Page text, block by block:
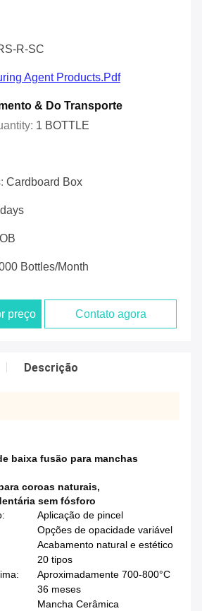
R-SC
Agent Products.pdf
& Do Transporte
1 BOTTLE
Cardboard Box
Bottles/month
preço Contato agora
Descrição
baixa fusão para manchas
coroas naturais,
sem fósforo
Aplicação de pincel
Opções de opacidade variável
Acabamento natural e estético
20 tipos
Aproximadamente 700-800°C
36 meses
Mancha Cerâmica